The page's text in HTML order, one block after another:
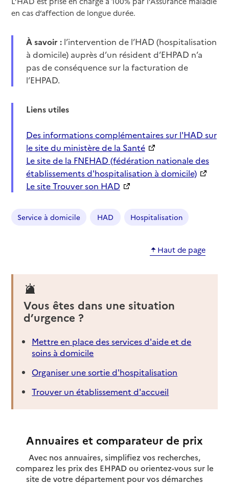
en cas d’affection de longue durée.
À savoir : l’intervention de l’HAD (hospitalisation
à domicile) auprès d’un résident d’EHPAD n’a
pas de conséquence sur la facturation de
l’EHPAD.
Liens utiles
Des informations complémentaires sur l'HAD sur
le site du ministère de la Santé
Le site de la FNEHAD (fédération nationale des
établissements d'hospitalisation à domicile)
Le site Trouver son HAD
Service à domicile HAD Hospitalisation
Haut de page
Vous êtes dans une situation
d’urgence ?
Mettre en place des services d'aide et de
soins à domicile
Organiser une sortie d'hospitalisation
Trouver un établissement d'accueil
Annuaires et comparateur de prix
Avec nos annuaires, simplifiez vos recherches,
comparez les prix des EHPAD ou orientez-vous sur le
site de votre département pour vos démarches